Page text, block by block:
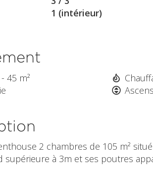
1 (intérieur)
45 m²
2 chambres de 105 m²
supérieure à 3m et ses poutres